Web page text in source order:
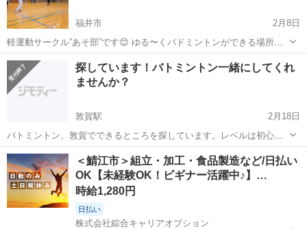
福井市
2月8日
軽運動サークル”あそ部”です😊 ゆる〜くバドミントンができる場所で
す♪ 基礎打ちなどの練習はなく、ゲームのみ！ 希望者には初心者向け
の講習もします。 コンセプトは勝敗よりもenjoy✨ 【ホームページ】
ht...
福井 福井市 バドミントン 体育館
探しています！バトミントン一緒にしてくれ
ませんか？
敦賀駅
2月18日
バトミントン、敦賀でできるところを探しています。レベルは初心者
ですので緩くできるところとかあったら教えてくれると嬉しいです！
福井 敦賀市 敦賀駅 バドミントン バトミントン
＜鯖江市＞組立・加工・食品製造など/日払い
OK【未経験OK！ビギナー活躍中♪】…
時給1,280円
日払い
株式会社綜合キャリアオプション